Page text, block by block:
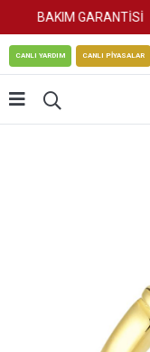
BAKIM GARANTİSİ
CANLI YARDIM CANLI PİYASALAR